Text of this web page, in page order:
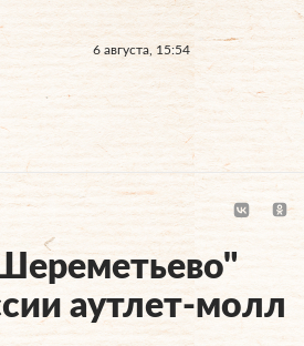
6 августа, 15:54
аутлет-молл